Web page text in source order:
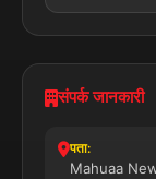
संपर्क जानकारी
पता:
Mahuaa